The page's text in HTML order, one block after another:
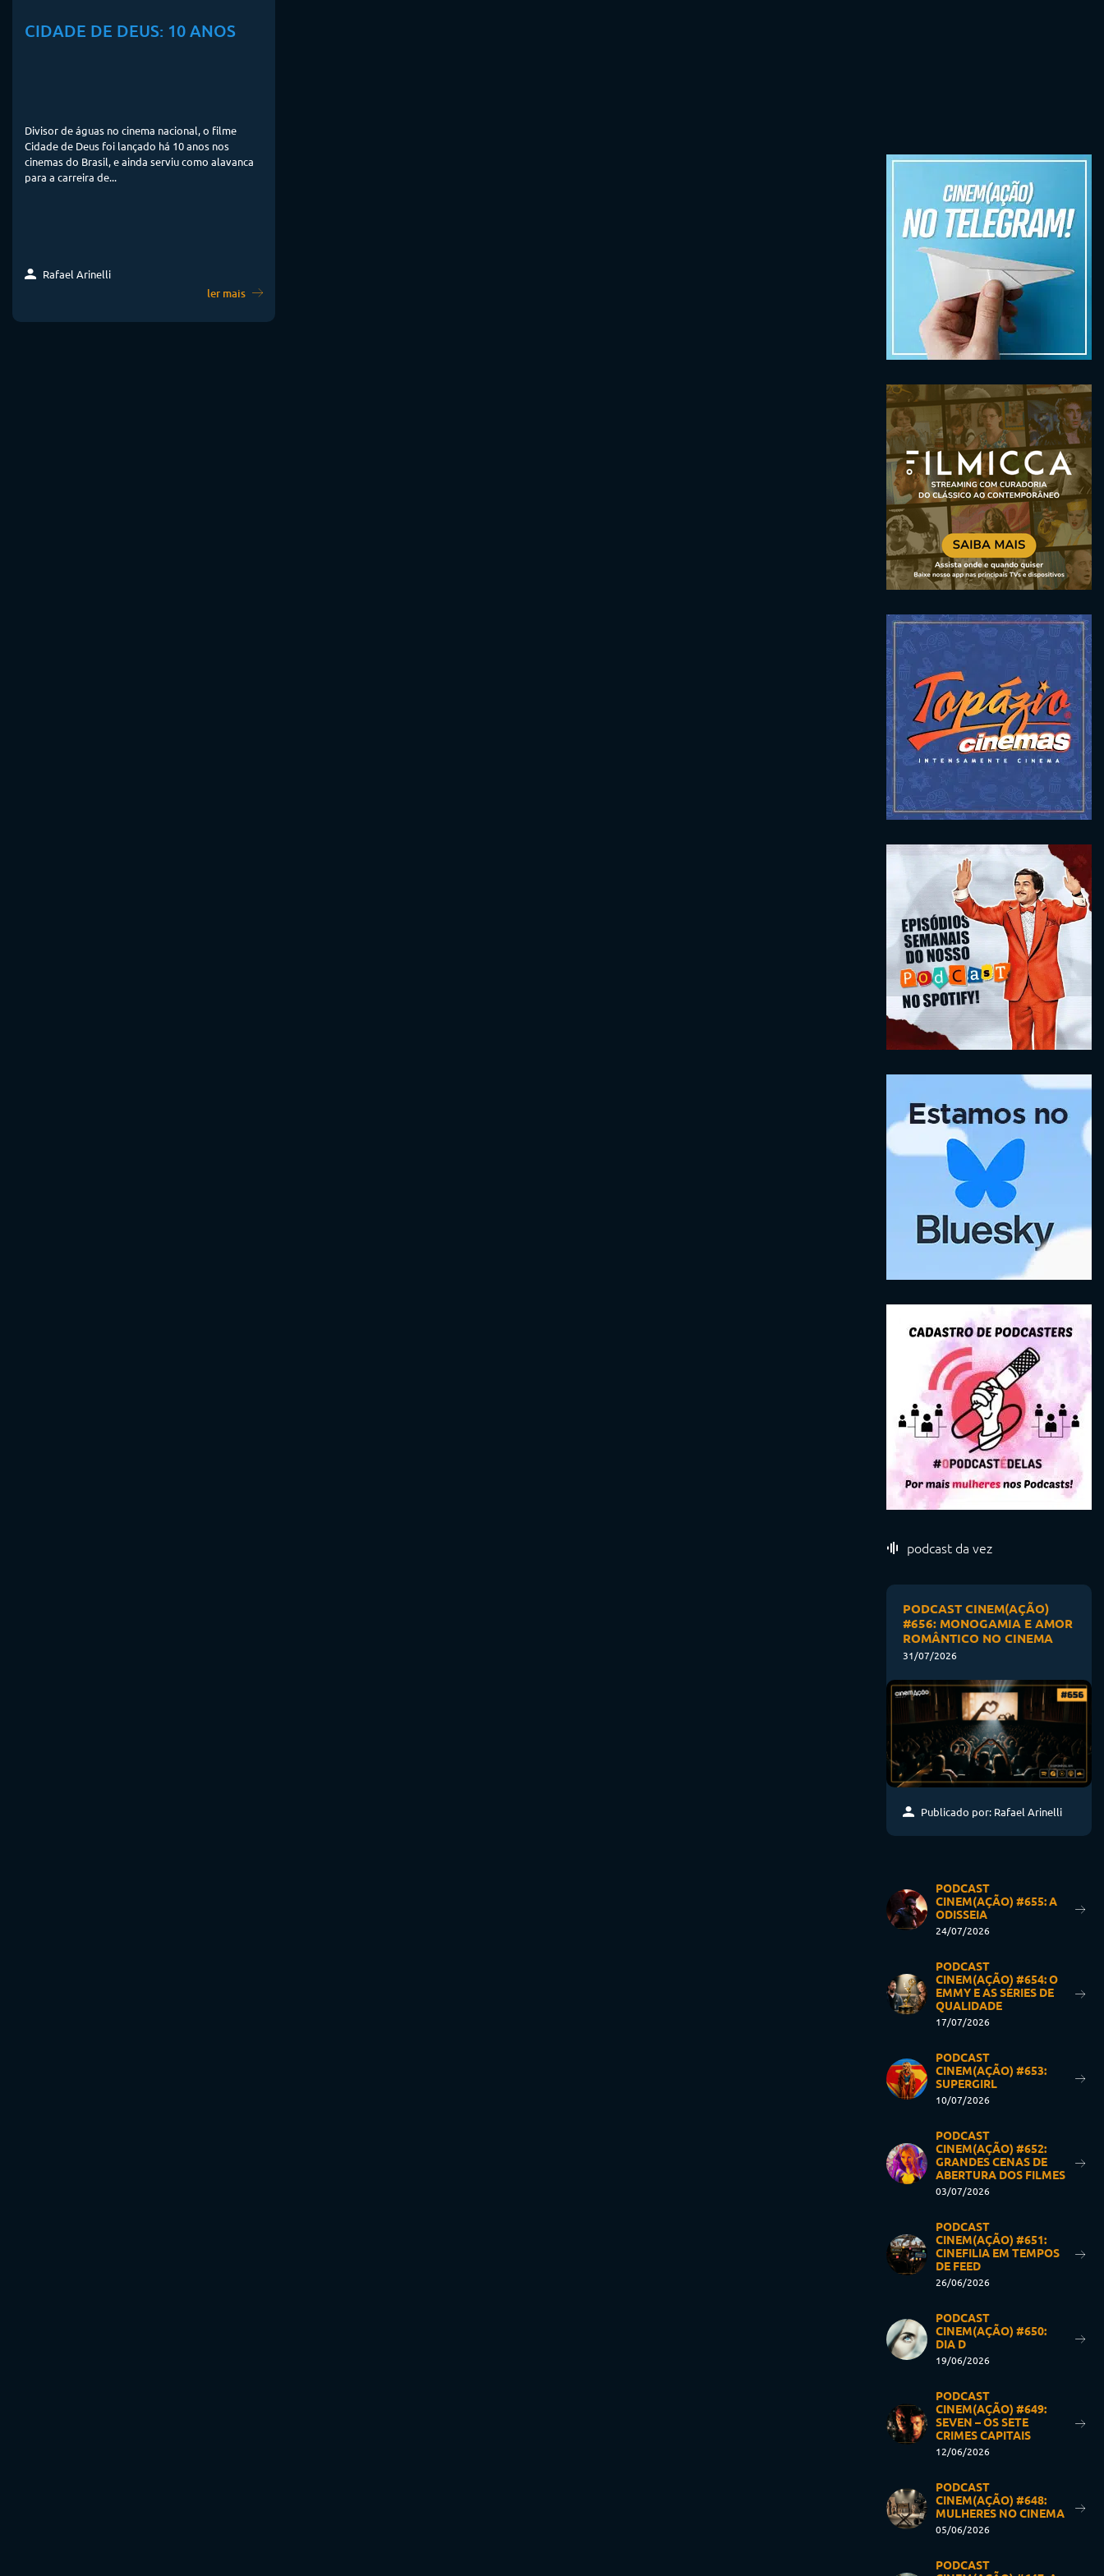
CIDADE DE DEUS: 10 ANOS
Divisor de águas no cinema nacional, o filme
Cidade de Deus foi lançado há 10 anos nos
cinemas do Brasil, e ainda serviu como alavanca
para a carreira de...
Rafael Arinelli
ler mais
podcast da vez
PODCAST CINEM(AÇÃO)
#656: MONOGAMIA E AMOR
ROMÂNTICO NO CINEMA
31/07/2026
Publicado por: Rafael Arinelli
PODCAST
CINEM(AÇÃO) #655: A
ODISSEIA
24/07/2026
PODCAST
CINEM(AÇÃO) #654: O
EMMY E AS SÉRIES DE
QUALIDADE
17/07/2026
PODCAST
CINEM(AÇÃO) #653:
SUPERGIRL
10/07/2026
PODCAST
CINEM(AÇÃO) #652:
GRANDES CENAS DE
ABERTURA DOS FILMES
03/07/2026
PODCAST
CINEM(AÇÃO) #651:
CINEFILIA EM TEMPOS
DE FEED
26/06/2026
PODCAST
CINEM(AÇÃO) #650:
DIA D
19/06/2026
PODCAST
CINEM(AÇÃO) #649:
SEVEN – OS SETE
CRIMES CAPITAIS
12/06/2026
PODCAST
CINEM(AÇÃO) #648:
MULHERES NO CINEMA
05/06/2026
PODCAST